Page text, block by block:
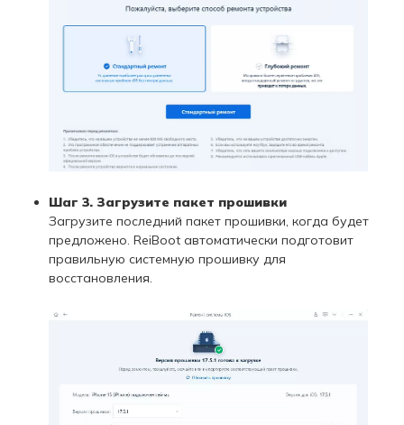
Шаг 3. Загрузите пакет прошивки
Загрузите последний пакет прошивки, когда будет
предложено. ReiBoot автоматически подготовит
правильную системную прошивку для
восстановления.